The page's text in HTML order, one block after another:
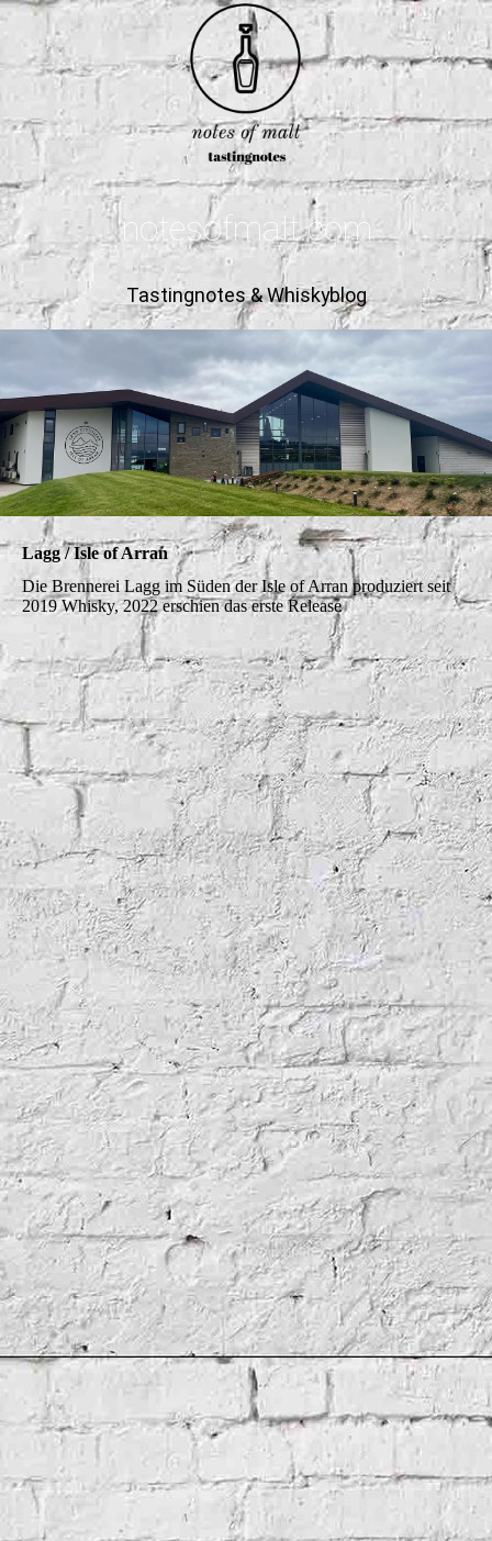
notesofmalt.com
Tastingnotes & Whiskyblog
Lagg / Isle of Arran
Die Brennerei Lagg im Süden der Isle of Arran produziert seit
2019 Whisky, 2022 erschien das erste Release